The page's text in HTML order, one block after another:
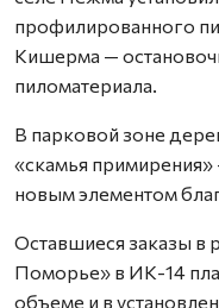
профилированного
Кишерма —
пиломатериала.
В парковой зоне
«скамья
новым элементом
Оставшиеся заказы
Поморье» в ИК-14
объеме и в